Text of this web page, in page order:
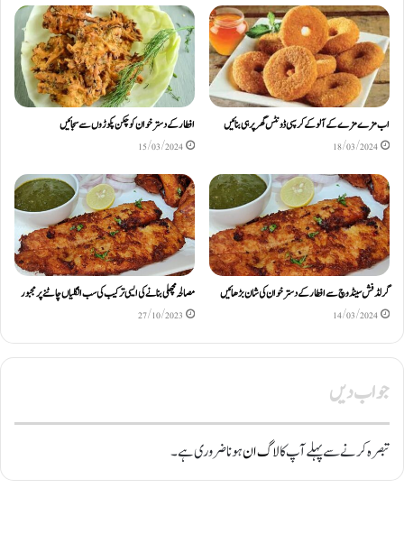
اب مزے مزے کے آلو کے کرسپی ڈونٹس گھر پر ہی بنائیں
18/03/2024
افطار کے دسترخوان کو چکن پکوڑوں سے سجائیں
15/03/2024
گرلڈ فش سینڈوچ سے افطار کے دسترخوان کی شان بڑھائیں
14/03/2024
مصالحہ مچھلی بنانے کی ایسی ترکیب کی سب انگلیاں چاٹنے پر مجبور
27/10/2023
جواب دیں
تبصرہ کرنے سے پہلے آپ کالاگ انہونا ضروری ہے۔